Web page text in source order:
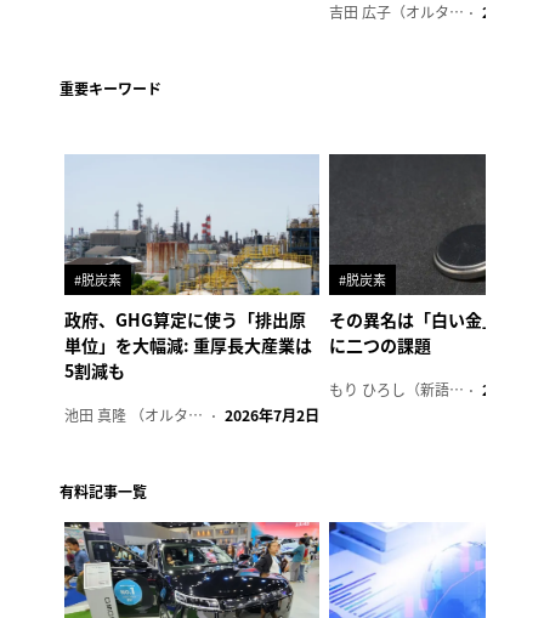
吉田 広子（オルタナ輪番編集長） 2026年6
重要キーワード
#脱炭素
政府、GHG算定に使う「排出原
単位」を大幅減: 重厚長大産業は
5割減も
池田 真隆 （オルタナ輪番編集長） 2026年7月2日
#脱炭素
その異名は「白い金」、リ
に二つの課題
もり ひろし（新語ウォッチャー） 2023年7
有料記事一覧